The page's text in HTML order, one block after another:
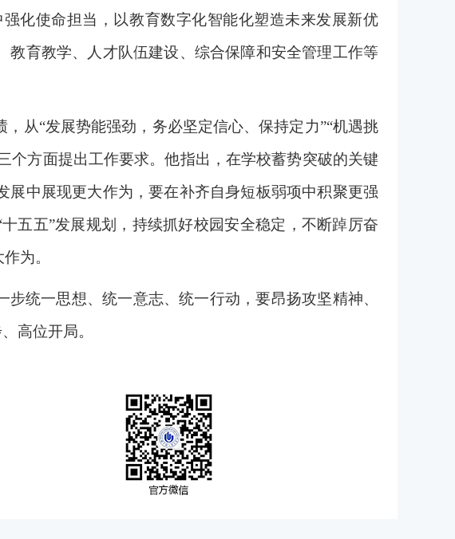
化使命担当，以教育数字化智能化塑造未来发展新优
育教学、人才队伍建设、综合保障和安全管理工作等
从“发展势能强劲，务必坚定信心、保持定力”“机遇挑
个方面提出工作要求。他指出，在学校蓄势突破的关键
中展现更大作为，要在补齐自身短板弱项中积聚更强
五五”发展规划，持续抓好校园安全稳定，不断踔厉奋
为。
统一思想、统一意志、统一行动，要昂扬攻坚精神、
高位开局。